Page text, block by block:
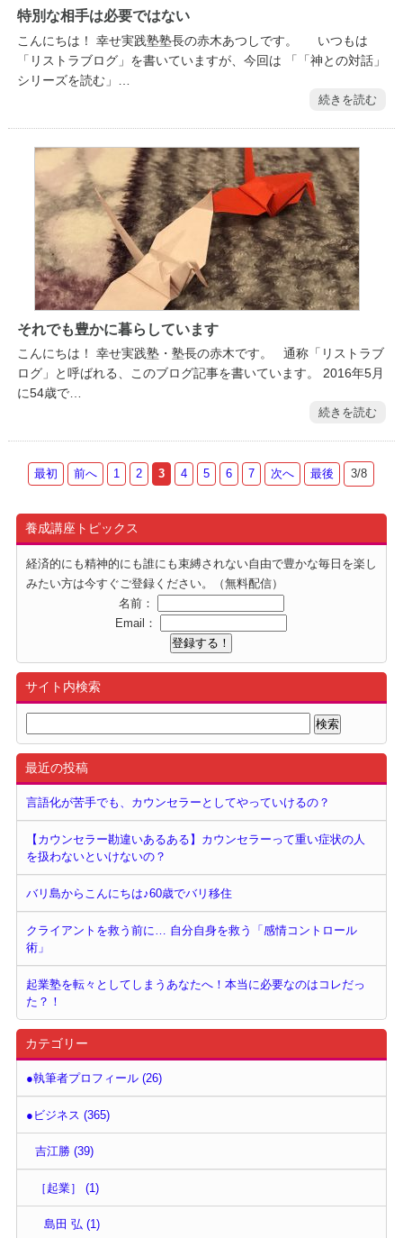
特別な相手は必要ではない
こんにちは！ 幸せ実践塾塾長の赤木あつしです。 いつもは
「リストラブログ」を書いていますが、今回は 「「神との対話」
シリーズを読む」…
続きを読む
それでも豊かに暮らしています
こんにちは！ 幸せ実践塾・塾長の赤木です。 通称「リストラブ
ログ」と呼ばれる、このブログ記事を書いています。 2016年5月
に54歳で…
続きを読む
最初 前へ 1 2 3 4 5 6 7 次へ 最後 3/8
養成講座トピックス
経済的にも精神的にも誰にも束縛されない自由で豊かな毎日を楽し
みたい方は今すぐご登録ください。（無料配信）
名前：
Email：
サイト内検索
最近の投稿
言語化が苦手でも、カウンセラーとしてやっていけるの？
【カウンセラー勘違いあるある】カウンセラーって重い症状の人
を扱わないといけないの？
バリ島からこんにちは♪60歳でバリ移住
クライアントを救う前に… 自分自身を救う「感情コントロール
術」
起業塾を転々としてしまうあなたへ！本当に必要なのはコレだっ
た？！
カテゴリー
●執筆者プロフィール (26)
●ビジネス (365)
吉江勝 (39)
［起業］ (1)
島田 弘 (1)